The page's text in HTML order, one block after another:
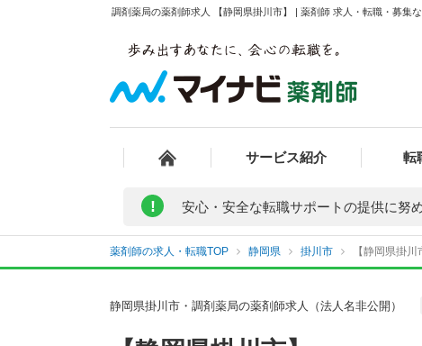
調剤薬局の薬剤師求人 【静岡県掛川市】 | 薬剤師 求人・転職・募集な
サービス紹介 転
! 安心・安全な転職サポートの提供に努め
薬剤師の求人・転職TOP 静岡県 掛川市 【静岡県掛
静岡県掛川市・調剤薬局の薬剤師求人（法人名非公開）